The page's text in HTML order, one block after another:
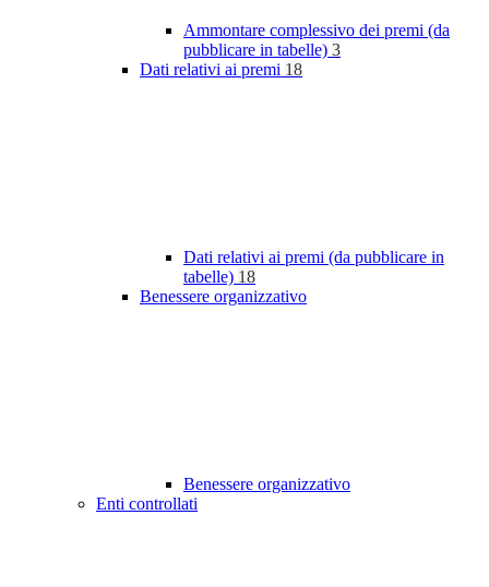
Ammontare complessivo dei premi (da
pubblicare in tabelle) 3
Dati relativi ai premi 18
Dati relativi ai premi (da pubblicare in
tabelle) 18
Benessere organizzativo
Benessere organizzativo
Enti controllati